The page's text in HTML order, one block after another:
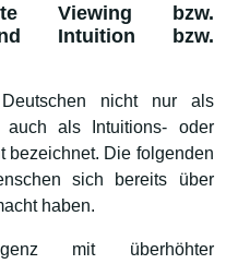
Viewing bzw.
Intuition bzw.
nicht nur als
auch als Intuitions- oder
bezeichnet. Die folgenden
sich bereits über
haben.
mit überhöhter